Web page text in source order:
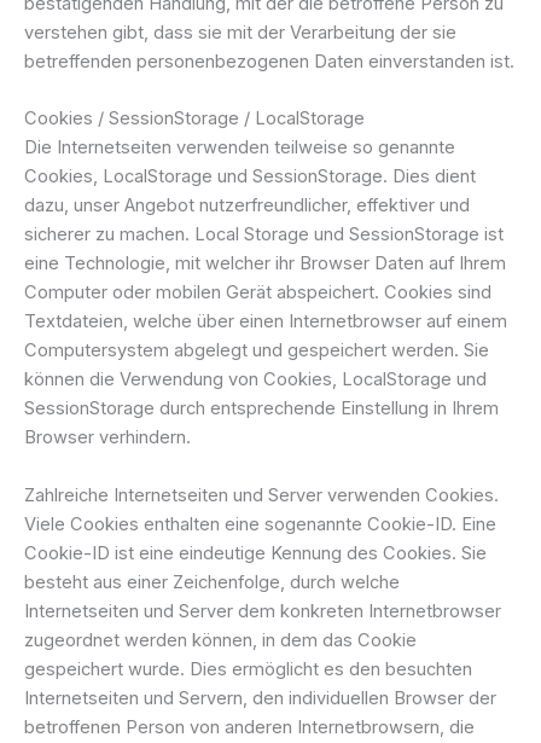
verstehen gibt, dass sie mit der Verarbeitung der sie
betreffenden personenbezogenen Daten einverstanden ist.
Cookies / SessionStorage / LocalStorage
Die Internetseiten verwenden teilweise so genannte
Cookies, LocalStorage und SessionStorage. Dies dient
dazu, unser Angebot nutzerfreundlicher, effektiver und
sicherer zu machen. Local Storage und SessionStorage ist
eine Technologie, mit welcher ihr Browser Daten auf Ihrem
Computer oder mobilen Gerät abspeichert. Cookies sind
Textdateien, welche über einen Internetbrowser auf einem
Computersystem abgelegt und gespeichert werden. Sie
können die Verwendung von Cookies, LocalStorage und
SessionStorage durch entsprechende Einstellung in Ihrem
Browser verhindern.
Zahlreiche Internetseiten und Server verwenden Cookies.
Viele Cookies enthalten eine sogenannte Cookie-ID. Eine
Cookie-ID ist eine eindeutige Kennung des Cookies. Sie
besteht aus einer Zeichenfolge, durch welche
Internetseiten und Server dem konkreten Internetbrowser
zugeordnet werden können, in dem das Cookie
gespeichert wurde. Dies ermöglicht es den besuchten
Internetseiten und Servern, den individuellen Browser der
betroffenen Person von anderen Internetbrowsern, die